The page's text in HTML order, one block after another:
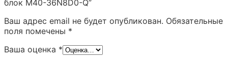
блок M40-36N8D0-Q”
Ваш адрес email не будет опубликован. Обязательные
поля помечены *
Ваша оценка *